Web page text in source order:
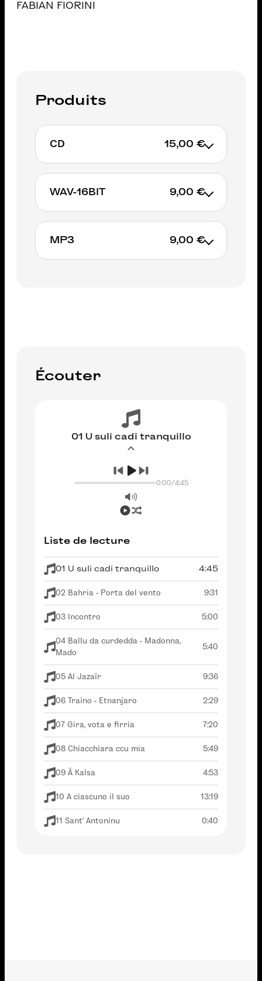
FABIAN FIORINI
Produits
CD 15,00 €
AJOUTER AU PANIER
WAV-16BIT 9,00 €
AJOUTER AU PANIER
MP3 9,00 €
Écouter
01 U suli cadi tranquillo
0:00/4:45
Liste de lecture
01 U suli cadi tranquillo 4:45
02 Bahria - Porta del vento 9:31
03 Incontro 5:00
04 Ballu da curdedda - Madonna,
Mado
5:40
05 Al Jazaïr 9:36
06 Traino - Etnanjaro 2:29
07 Gira, vota e firria 7:20
08 Chiacchiara ccu mia 5:49
09 Â Kalsa 4:53
10 A ciascuno il suo 13:19
11 Sant' Antoninu 0:40